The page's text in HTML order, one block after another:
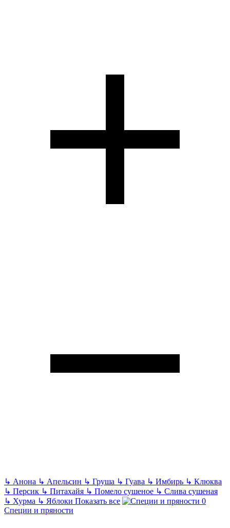
↳ Анона ↳ Апельсин ↳ Груша ↳ Гуава ↳ Имбирь ↳ Клюква
↳ Персик ↳ Питахайя ↳ Помело сушеное ↳ Слива сушеная
↳ Хурма ↳ Яблоки Показать все
Специи и пряности